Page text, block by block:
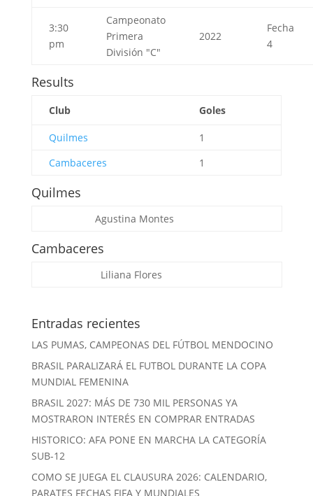
3:30
pm
Campeonato
Primera
División "C"
2022
Fecha
4
Results
Club Goles
Quilmes
1
Cambaceres
1
Quilmes
Agustina Montes
Cambaceres
Liliana Flores
Entradas recientes
LAS PUMAS, CAMPEONAS DEL FÚTBOL MENDOCINO
BRASIL PARALIZARÁ EL FUTBOL DURANTE LA COPA
MUNDIAL FEMENINA
BRASIL 2027: MÁS DE 730 MIL PERSONAS YA
MOSTRARON INTERÉS EN COMPRAR ENTRADAS
HISTORICO: AFA PONE EN MARCHA LA CATEGORÍA
SUB-12
COMO SE JUEGA EL CLAUSURA 2026: CALENDARIO,
PARATES FECHAS FIFA Y MUNDIALES